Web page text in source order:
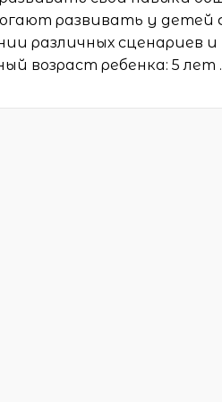
развивать у детей
различных
возраст ребенка: 5 лет .